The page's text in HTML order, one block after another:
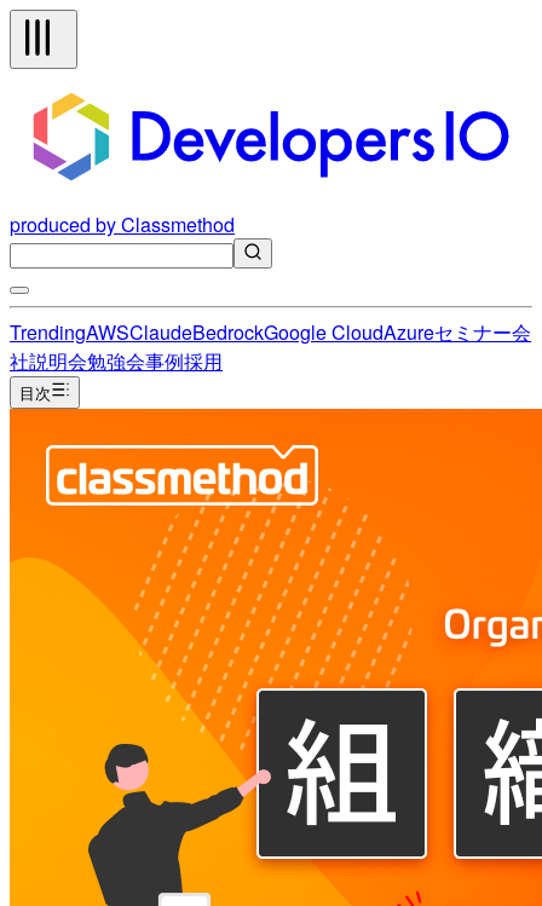
produced by Classmethod
TrendingAWSClaudeBedrockGoogle CloudAzureセミナー会
社説明会勉強会事例採用
目次